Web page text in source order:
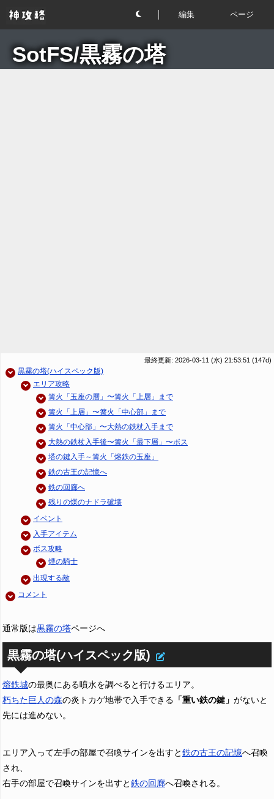
編集 ページ
SotFS/黒霧の塔
最終更新: 2026-03-11 (水) 21:53:51 (147d)
黒霧の塔(ハイスペック版)
エリア攻略
篝火「玉座の層」〜篝火「上層」まで
篝火「上層」〜篝火「中心部」まで
篝火「中心部」〜大熱の鉄杖入手まで
大熱の鉄杖入手後〜篝火「最下層」〜ボス
塔の鍵入手～篝火「熔鉄の玉座」
鉄の古王の記憶へ
鉄の回廊へ
残りの煤のナドラ破壊
イベント
入手アイテム
ボス攻略
煙の騎士
出現する敵
コメント
通常版は黒霧の塔ページへ
黒霧の塔(ハイスペック版)
熔鉄城の最奥にある噴水を調べると行けるエリア。
朽ちた巨人の森の炎トカゲ地帯で入手できる 「重い鉄の鍵」 がないと
先には進めない。
エリア入って左手の部屋で召喚サインを出すと鉄の古王の記憶へ召喚
され、
右手の部屋で召喚サインを出すと鉄の回廊へ召喚される。